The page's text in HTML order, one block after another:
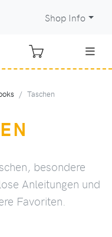
Shop Info
Taschen
besondere
Anleitungen und
Favoriten.